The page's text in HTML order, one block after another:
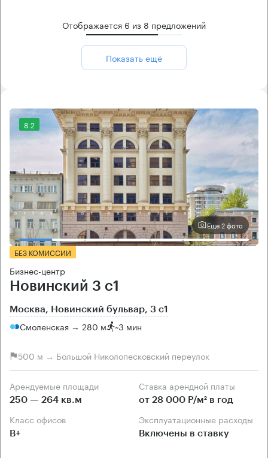
Отображается 6 из 8 предложений
Показать ещё
8.2
Еще 2 фото
БЕЗ КОМИССИИ
Бизнес-центр
Новинский 3 с1
Москва, Новинский бульвар, 3 с1
Смоленская → 280 м ~3 мин
500 м → Большой Николопесковский переулок
Арендуемые площади
250 — 264 кв.м
Ставка арендной платы
от 28 000 Р/м² в год
Класс офисов
B+
Эксплуатационные расходы
Включены в ставку